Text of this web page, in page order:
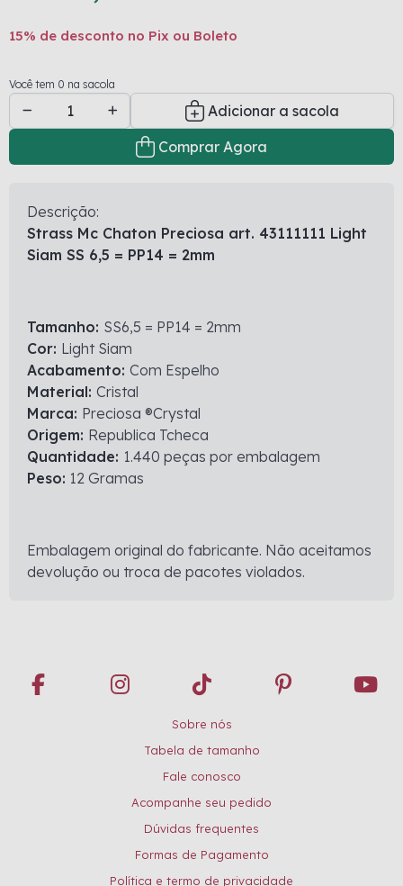
15% de desconto no Pix ou Boleto
Você tem 0 na sacola
Adicionar a sacola
Comprar Agora
Descrição:
Strass Mc Chaton Preciosa art. 43111111 Light
Siam SS 6,5 = PP14 = 2mm
Tamanho: SS6,5 = PP14 = 2mm
Cor: Light Siam
Acabamento: Com Espelho
Material: Cristal
Marca: Preciosa ®Crystal
Origem: Republica Tcheca
Quantidade: 1.440 peças por embalagem
Peso: 12 Gramas
Embalagem original do fabricante. Não aceitamos
devolução ou troca de pacotes violados.
Sobre nós
Tabela de tamanho
Fale conosco
Acompanhe seu pedido
Dúvidas frequentes
Formas de Pagamento
Política e termo de privacidade